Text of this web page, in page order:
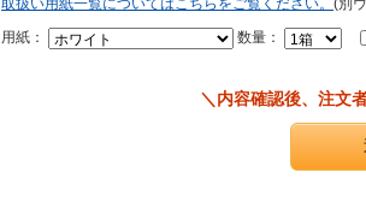
用紙： 数量：
＼内容確認後、注文